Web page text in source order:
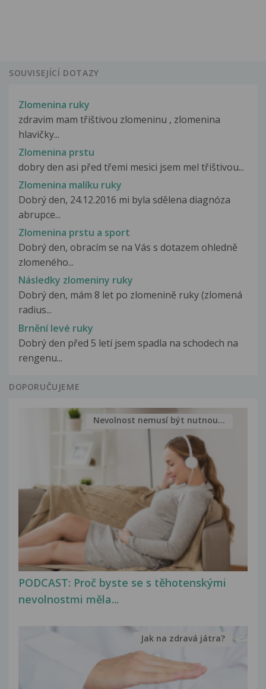
SOUVISEJÍCÍ DOTAZY
Zlomenina ruky
zdravim mam třištivou zlomeninu , zlomenina
hlavičky...
Zlomenina prstu
dobry den asi před třemi mesici jsem mel třištivou...
Zlomenina malíku ruky
Dobrý den, 24.12.2016 mi byla sdělena diagnóza
abrupce...
Zlomenina prstu a sport
Dobrý den, obracím se na Vás s dotazem ohledně
zlomeného...
Následky zlomeniny ruky
Dobrý den, mám 8 let po zlomenině ruky (zlomená
radius...
Brnění levé ruky
Dobrý den před 5 letí jsem spadla na schodech na
rengenu...
DOPORUČUJEME
PODCAST: Proč byste se s těhotenskými
nevolnostmi měla...
Nevolnost nemusí být nutnou...
Jak na zdravá játra?